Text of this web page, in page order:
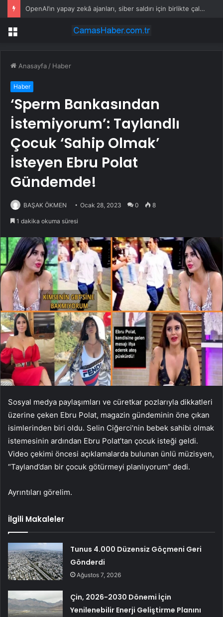
OpenAI’ın yapay zekâ ajanları, siber saldırı için birlikte çalışıp aylar önceden plan yapmış
Menü
Anasayfa / Haber
Haber
‘Sperm Bankasından
İstemiyorum’: Taylandlı
Çocuk ‘Sahip Olmak’
İsteyen Ebru Polat
Gündemde!
BAŞAK ÖKMEN Ocak 28, 2023 0 8
1 dakika okuma süresi
Sosyal medya paylaşımları ve cüretkar pozlarıyla dikkatleri
üzerine çeken Ebru Polat, magazin gündeminin öne çıkan
isimlerinden biri oldu. Selin Ciğerci’nin bebek sahibi olmak
istemesinin ardından Ebru Polat’tan çocuk isteği geldi.
Video çekimi öncesi açıklamalarda bulunan ünlü müzisyen,
“Tayland’dan bir çocuk götürmeyi planlıyorum” dedi.
Ayrıntıları görelim.
İlgili Makaleler
Tunus 4.000 Düzensiz Göçmeni Geri
Gönderdi
Ağustos 7, 2026
Çin, 2026-2030 Dönemi İçin
Yenilenebilir Enerji Geliştirme Planını